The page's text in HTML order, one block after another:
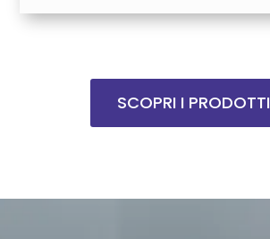
SCOPRI I PRODOTTI